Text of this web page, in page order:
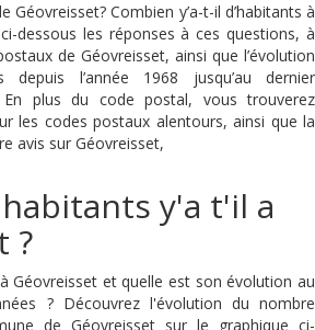
Géovreisset? Combien y’a-t-il d’habitants à
dessous les réponses à ces questions, à
de Géovreisset, ainsi que l’évolution
depuis l’année 1968 jusqu’au dernier
plus du code postal, vous trouverez
les codes postaux alentours, ainsi que la
avis sur Géovreisset,
y'a t'il a
?
Géovreisset et quelle est son évolution au
? Découvrez l'évolution du nombre
de Géovreisset sur le graphique ci-